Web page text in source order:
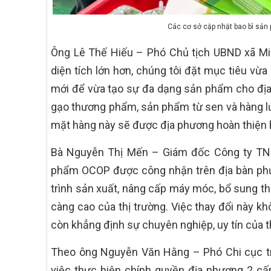
Các cơ sở cập nhật bao bì sản
Ông Lê Thế Hiếu – Phó Chủ tịch UBND xã
diện tích lớn hơn, chúng tôi đặt mục tiêu
mới để vừa tạo sự đa dạng sản phẩm cho
gạo thương phẩm, sản phẩm từ sen và hàng
mặt hàng này sẽ được địa phương hoàn thiện
Bà Nguyễn Thị Mến – Giám đốc Công ty
phẩm OCOP được công nhận trên địa bàn
trình sản xuất, nâng cấp máy móc, bổ sung
càng cao của thị trường. Việc thay đổi này
còn khẳng định sự chuyên nghiệp, uy tín của
Theo ông Nguyễn Văn Hằng – Phó Chi cục